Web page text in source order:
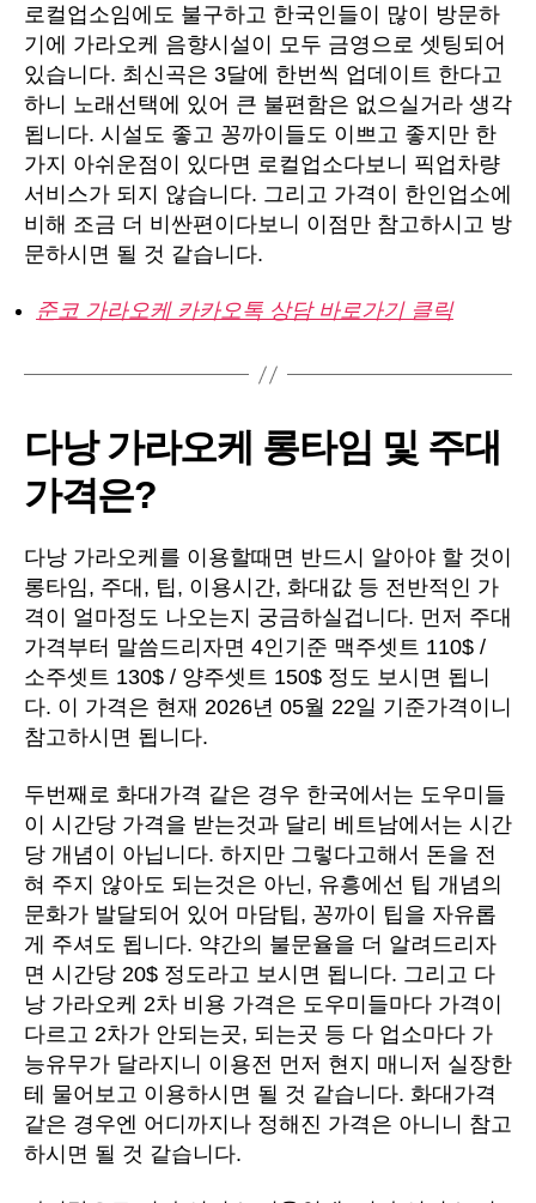
로컬업소임에도 불구하고 한국인들이 많이 방문하
기에 가라오케 음향시설이 모두 금영으로 셋팅되어
있습니다. 최신곡은 3달에 한번씩 업데이트 한다고
하니 노래선택에 있어 큰 불편함은 없으실거라 생각
됩니다. 시설도 좋고 꽁까이들도 이쁘고 좋지만 한
가지 아쉬운점이 있다면 로컬업소다보니 픽업차량
서비스가 되지 않습니다. 그리고 가격이 한인업소에
비해 조금 더 비싼편이다보니 이점만 참고하시고 방
문하시면 될 것 같습니다.
준코 가라오케 카카오톡 상담 바로가기 클릭
다낭 가라오케 롱타임 및 주대
가격은?
다낭 가라오케를 이용할때면 반드시 알아야 할 것이
롱타임, 주대, 팁, 이용시간, 화대값 등 전반적인 가
격이 얼마정도 나오는지 궁금하실겁니다. 먼저 주대
가격부터 말씀드리자면 4인기준 맥주셋트 110$ /
소주셋트 130$ / 양주셋트 150$ 정도 보시면 됩니
다. 이 가격은 현재 2026년 05월 22일 기준가격이니
참고하시면 됩니다.
두번째로 화대가격 같은 경우 한국에서는 도우미들
이 시간당 가격을 받는것과 달리 베트남에서는 시간
당 개념이 아닙니다. 하지만 그렇다고해서 돈을 전
혀 주지 않아도 되는것은 아닌, 유흥에선 팁 개념의
문화가 발달되어 있어 마담팁, 꽁까이 팁을 자유롭
게 주셔도 됩니다. 약간의 불문율을 더 알려드리자
면 시간당 20$ 정도라고 보시면 됩니다. 그리고 다
낭 가라오케 2차 비용 가격은 도우미들마다 가격이
다르고 2차가 안되는곳, 되는곳 등 다 업소마다 가
능유무가 달라지니 이용전 먼저 현지 매니저 실장한
테 물어보고 이용하시면 될 것 같습니다. 화대가격
같은 경우엔 어디까지나 정해진 가격은 아니니 참고
하시면 될 것 같습니다.